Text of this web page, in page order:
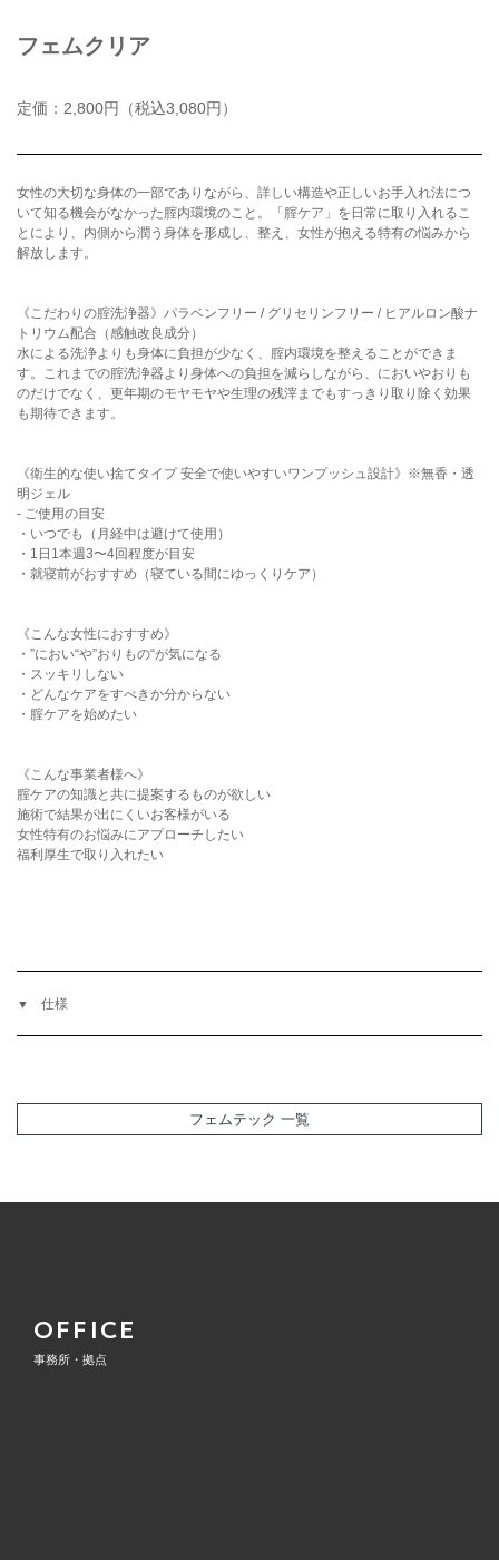
フェムクリア
定価：2,800円（税込3,080円）
女性の大切な身体の一部でありながら、詳しい構造や正しいお手入れ法につ
いて知る機会がなかった腟内環境のこと。「腟ケア」を日常に取り入れるこ
とにより、内側から潤う身体を形成し、整え、女性が抱える特有の悩みから
解放します。
《こだわりの腟洗浄器》パラベンフリー / グリセリンフリー / ヒアルロン酸ナ
トリウム配合（感触改良成分）
水による洗浄よりも身体に負担が少なく、腟内環境を整えることができま
す。これまでの腟洗浄器より身体への負担を減らしながら、においやおりも
のだけでなく、更年期のモヤモヤや生理の残滓までもすっきり取り除く効果
も期待できます。
《衛生的な使い捨てタイプ 安全で使いやすいワンプッシュ設計》※無香・透
明ジェル
- ご使用の目安
・いつでも（月経中は避けて使用）
・1日1本週3〜4回程度が目安
・就寝前がおすすめ（寝ている間にゆっくりケア）
《こんな女性におすすめ》
・”におい“や”おりもの“が気になる
・スッキリしない
・どんなケアをすべきか分からない
・腟ケアを始めたい
《こんな事業者様へ》
腟ケアの知識と共に提案するものが欲しい
施術で結果が出にくいお客様がいる
女性特有のお悩みにアプローチしたい
福利厚生で取り入れたい
仕様
フェムテック 一覧
OFFICE
事務所・拠点